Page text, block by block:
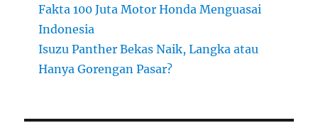
Fakta 100 Juta Motor Honda Menguasai
Indonesia
Isuzu Panther Bekas Naik, Langka atau
Hanya Gorengan Pasar?